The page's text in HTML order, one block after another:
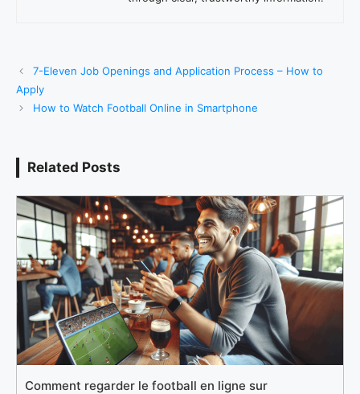
7-Eleven Job Openings and Application Process – How to
Apply
How to Watch Football Online in Smartphone
Related Posts
Comment regarder le football en ligne sur